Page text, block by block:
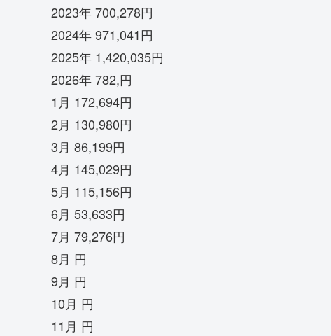
2023年 700,278円
2024年 971,041円
2025年 1,420,035円
2026年 782,円
1月 172,694円
2月 130,980円
3月 86,199円
4月 145,029円
5月 115,156円
6月 53,633円
7月 79,276円
8月 円
9月 円
10月 円
11月 円